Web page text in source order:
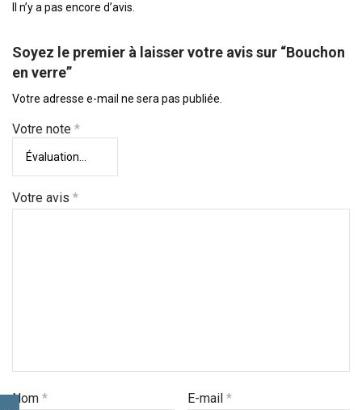
Il n’y a pas encore d’avis.
Soyez le premier à laisser votre avis sur “Bouchon
en verre”
Votre adresse e-mail ne sera pas publiée.
Votre note *
Votre avis *
Nom * E-mail*